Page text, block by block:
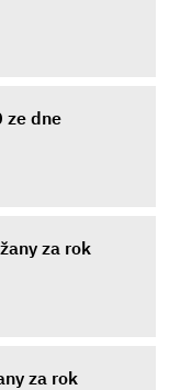
ze dne
za rok
za rok